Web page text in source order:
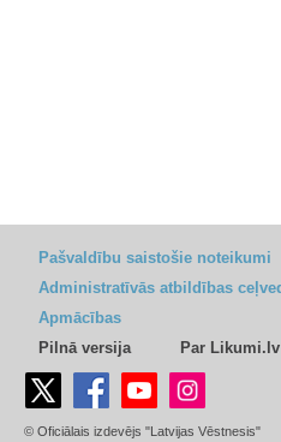
Pašvaldību saistošie noteikumi
Administratīvās atbildības
Apmācības
Pilnā versija
Par Likumi.lv
© Oficiālais izdevējs "Latvijas Vēstnesis"